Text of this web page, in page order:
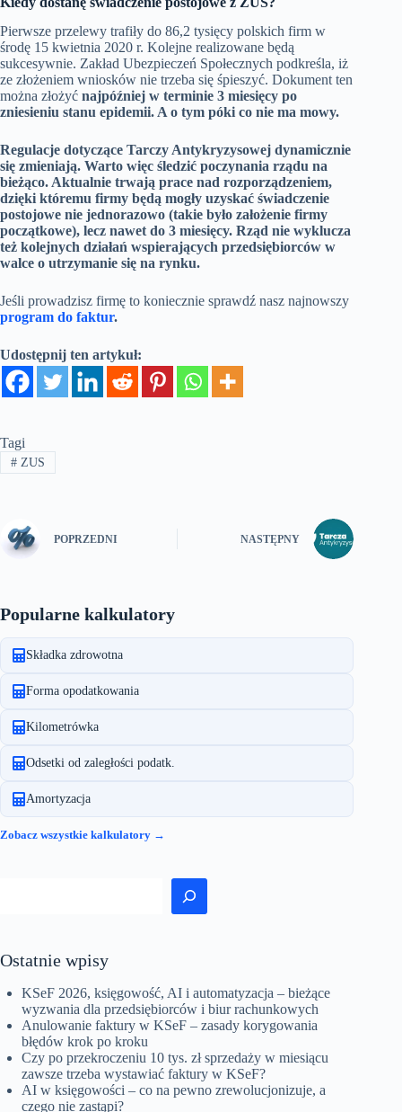
Pierwsze przelewy trafiły do 86,2 tysięcy polskich firm w
środę 15 kwietnia 2020 r. Kolejne realizowane będą
sukcesywnie. Zakład Ubezpieczeń Społecznych podkreśla, iż
ze złożeniem wniosków nie trzeba się śpieszyć. Dokument ten
można złożyć najpóźniej w terminie 3 miesięcy po
zniesieniu stanu epidemii. A o tym póki co nie ma mowy.
Regulacje dotyczące Tarczy Antykryzysowej dynamicznie
się zmieniają. Warto więc śledzić poczynania rządu na
bieżąco. Aktualnie trwają prace nad rozporządzeniem,
dzięki któremu firmy będą mogły uzyskać świadczenie
postojowe nie jednorazowo (takie było założenie firmy
początkowe), lecz nawet do 3 miesięcy. Rząd nie wyklucza
też kolejnych działań wspierających przedsiębiorców w
walce o utrzymanie się na rynku.
Jeśli prowadzisz firmę to koniecznie sprawdź nasz najnowszy
program do faktur.
Udostępnij ten artykuł:
Tagi
#ZUS
POPRZEDNI NASTĘPNY
Popularne kalkulatory
Składka zdrowotna
Forma opodatkowania
Kilometrówka
Odsetki od zaległości podatk.
Amortyzacja
Zobacz wszystkie kalkulatory →
Ostatnie wpisy
KSeF 2026, księgowość, AI i automatyzacja – bieżące
wyzwania dla przedsiębiorców i biur rachunkowych
Anulowanie faktury w KSeF – zasady korygowania
błędów krok po kroku
Czy po przekroczeniu 10 tys. zł sprzedaży w miesiącu
zawsze trzeba wystawiać faktury w KSeF?
AI w księgowości – co na pewno zrewolucjonizuje, a
czego nie zastąpi?